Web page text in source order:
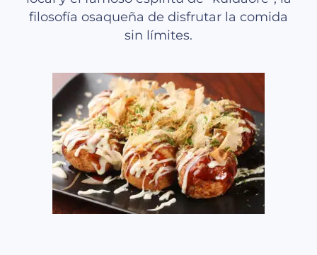
filosofía osaqueña de disfrutar la comida
sin límites.